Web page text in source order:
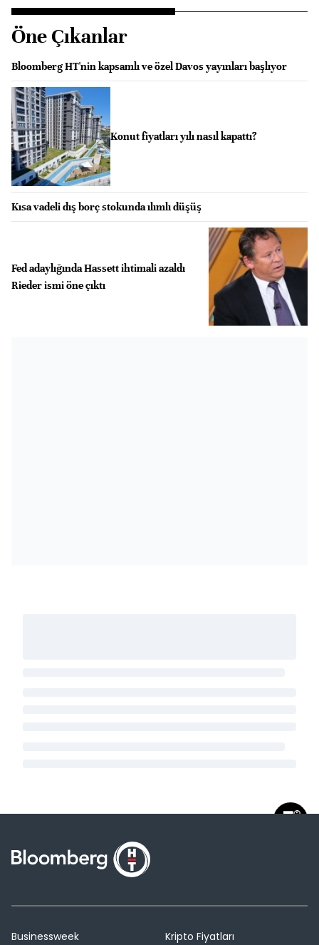
Öne Çıkanlar
Bloomberg HT'nin kapsamlı ve özel Davos yayınları başlıyor
Konut fiyatları yılı nasıl kapattı?
Kısa vadeli dış borç stokunda ılımlı düşüş
Fed adaylığında Hassett ihtimali azaldı
Rieder ismi öne çıktı
Businessweek
Kripto Fiyatları